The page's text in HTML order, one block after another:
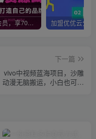
加入VIP会员，享70%的推广提成，免费学习多种网上创业课程，菜鸟秒变大神！
下一篇
vivo中视频蓝海项目，沙雕
动漫无脑搬运，小白也可轻